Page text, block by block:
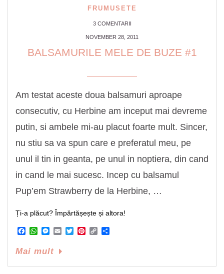
FRUMUSETE
3 COMENTARII
NOVEMBER 28, 2011
BALSAMURILE MELE DE BUZE #1
Am testat aceste doua balsamuri aproape
consecutiv, cu Herbine am inceput mai devreme
putin, si ambele mi-au placut foarte mult. Sincer,
nu stiu sa va spun care e preferatul meu, pe
unul il tin in geanta, pe unul in noptiera, din cand
in cand le mai sucesc. Incep cu balsamul
Pup’em Strawberry de la Herbine, …
Ți-a plăcut? Împărtășește și altora!
Facebook
WhatsApp
Messenger
EmailTwitterPinterest
Copy
Mai mult